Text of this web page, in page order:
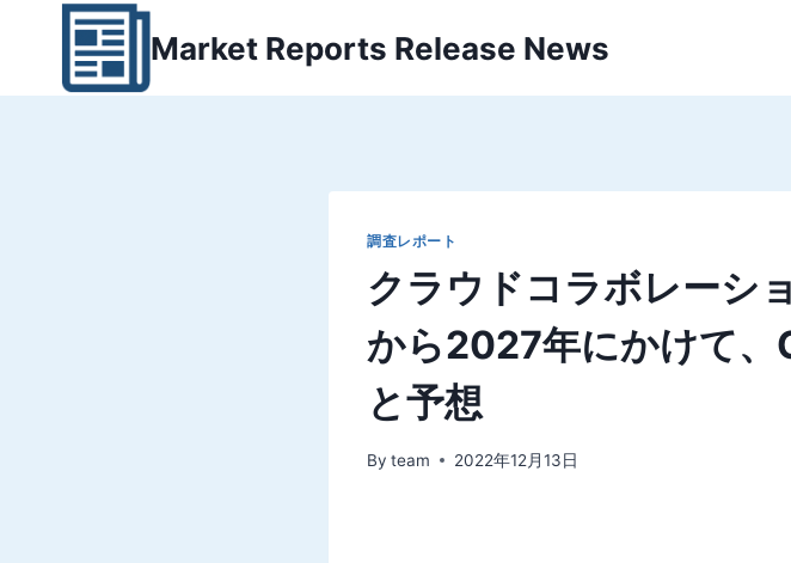
Market Reports Release News
調査レポート
クラウドコラボレーシ
から2027年にかけて、
と予想
By team 2022年12月13日